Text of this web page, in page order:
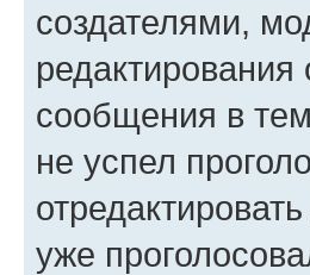
создателями,
сообщения в
не успел
уже